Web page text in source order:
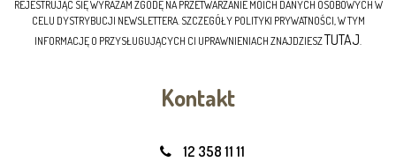
REJESTRUJĄC SIĘ WYRAŻAM ZGODĘ NA PRZETWARZANIE MOICH DANYCH OSOBOWYCH W
CELU DYSTRYBUCJI NEWSLETTERA. SZCZEGÓŁY POLITYKI PRYWATNOŚCI, W TYM
INFORMACJĘ O PRZYSŁUGUJĄCYCH CI UPRAWNIENIACH ZNAJDZIESZTUTAJ.
Kontakt
12 358 11 11